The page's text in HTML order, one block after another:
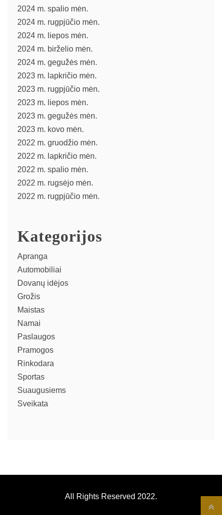
2024 m. spalio mėn.
2024 m. rugpjūčio mėn.
2024 m. liepos mėn.
2024 m. birželio mėn.
2024 m. gegužės mėn.
2023 m. lapkričio mėn.
2023 m. rugpjūčio mėn.
2023 m. liepos mėn.
2023 m. gegužės mėn.
2023 m. kovo mėn.
2022 m. gruodžio mėn.
2022 m. lapkričio mėn.
2022 m. spalio mėn.
2022 m. rugsėjo mėn.
2022 m. rugpjūčio mėn.
Kategorijos
Apranga
Automobiliai
Dovanų idėjos
Grožis
Maistas
Namai
Paslaugos
Pramogos
Rinkodara
Sportas
Suaugusiems
Sveikata
All Rights Reserved 2022.